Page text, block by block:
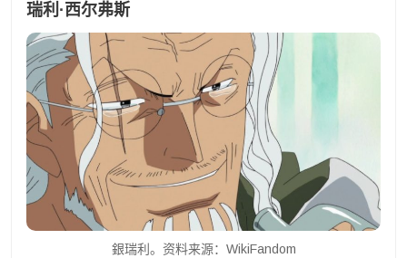
瑞利·西尔弗斯
銀瑞利。资料来源：WikiFandom